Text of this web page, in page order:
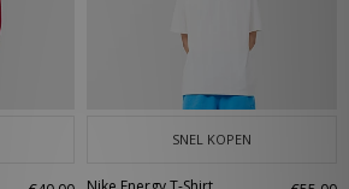
SNEL KOPEN